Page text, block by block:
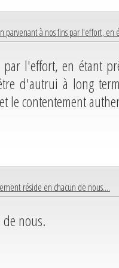
parvenant à nos fins par l'effort, en
l'effort, en étant
d'autrui à long
le contentement
réside en chacun de nous....
nous.